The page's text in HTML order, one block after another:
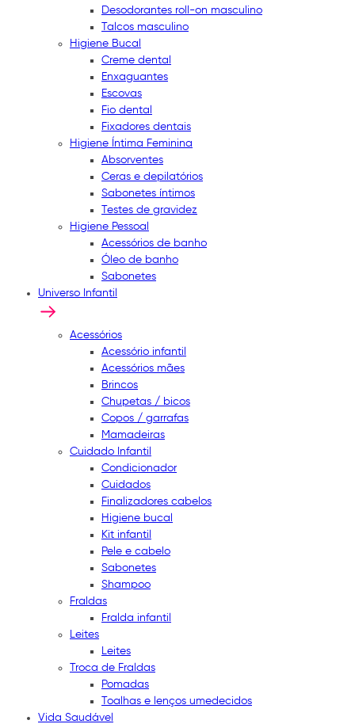
Desodorantes roll-on masculino
Talcos masculino
Higiene Bucal
Creme dental
Enxaguantes
Escovas
Fio dental
Fixadores dentais
Higiene Íntima Feminina
Absorventes
Ceras e depilatórios
Sabonetes íntimos
Testes de gravidez
Higiene Pessoal
Acessórios de banho
Óleo de banho
Sabonetes
Universo Infantil
Acessórios
Acessório infantil
Acessórios mães
Brincos
Chupetas / bicos
Copos / garrafas
Mamadeiras
Cuidado Infantil
Condicionador
Cuidados
Finalizadores cabelos
Higiene bucal
Kit infantil
Pele e cabelo
Sabonetes
Shampoo
Fraldas
Fralda infantil
Leites
Leites
Troca de Fraldas
Pomadas
Toalhas e lenços umedecidos
Vida Saudável